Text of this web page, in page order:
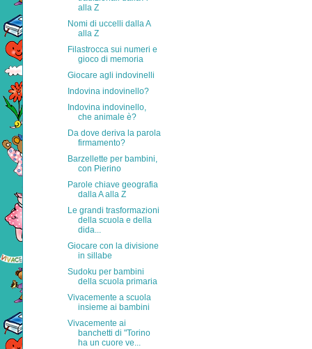
alla Z
Nomi di uccelli dalla A
alla Z
Filastrocca sui numeri e
gioco di memoria
Giocare agli indovinelli
Indovina indovinello?
Indovina indovinello,
che animale è?
Da dove deriva la parola
firmamento?
Barzellette per bambini,
con Pierino
Parole chiave geografia
dalla A alla Z
Le grandi trasformazioni
della scuola e della
dida...
Giocare con la divisione
in sillabe
Sudoku per bambini
della scuola primaria
Vivacemente a scuola
insieme ai bambini
Vivacemente ai
banchetti di "Torino
ha un cuore ve...